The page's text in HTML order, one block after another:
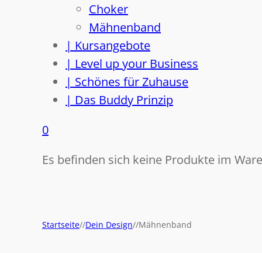
Choker
Mähnenband
| Kursangebote
| Level up your Business
| Schönes für Zuhause
| Das Buddy Prinzip
0
Es befinden sich keine Produkte im
Startseite//Dein Design//Mähnenband